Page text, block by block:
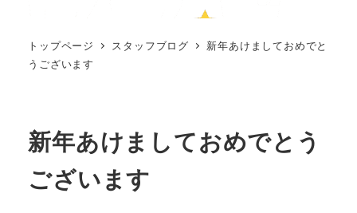
トップページ スタッフブログ
新年あけましておめでと
うございます
新年あけましておめでとう
ございます